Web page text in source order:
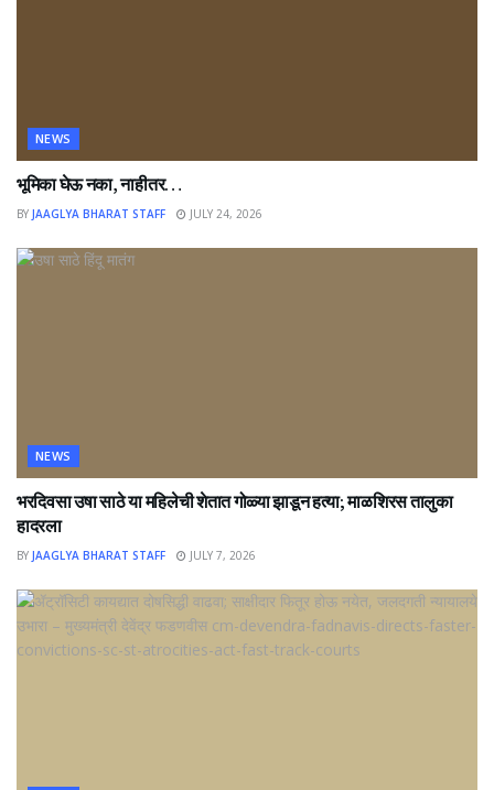
NEWS
भूमिका घेऊ नका, नाहीतर…
BY JAAGLYA BHARAT STAFF JULY 24, 2026
NEWS
भरदिवसा उषा साठे या महिलेची शेतात गोळ्या झाडून हत्या; माळशिरस तालुका
हादरला
BY JAAGLYA BHARAT STAFF JULY 7, 2026